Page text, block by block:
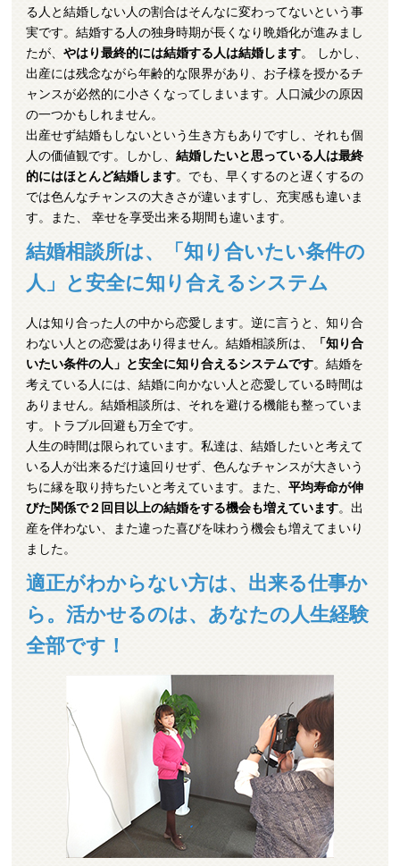
る人と結婚しない人の割合はそんなに変わってないという事
実です。結婚する人の独身時期が長くなり晩婚化が進みまし
たが、 やはり最終的には結婚する人は結婚します。 しかし、
出産には残念ながら年齢的な限界があり、お子様を授かるチ
ャンスが必然的に小さくなってしまいます。人口減少の原因
の一つかもしれません。
出産せず結婚もしないという生き方もありですし、それも個
人の価値観です。しかし、 結婚したいと思っている人は最終
的にはほとんど結婚します。でも、早くするのと遅くするの
では色んなチャンスの大きさが違いますし、充実感も違いま
す。また、 幸せを享受出来る期間も違います。
結婚相談所は、「知り合いたい条件の
人」と安全に知り合えるシステム
人は知り合った人の中から恋愛します。逆に言うと、知り合
わない人との恋愛はあり得ません。結婚相談所は、
「知り合
いたい条件の人」と安全に知り合えるシステムです。結婚を
考えている人には、結婚に向かない人と恋愛している時間は
ありません。結婚相談所は、それを避ける機能も整っていま
す。トラブル回避も万全です。
人生の時間は限られています。私達は、結婚したいと考えて
いる人が出来るだけ遠回りせず、色んなチャンスが大きいう
ちに縁を取り持ちたいと考えています。また、 平均寿命が伸
びた関係で２回目以上の結婚をする機会も増えています。出
産を伴わない、また違った喜びを味わう機会も増えてまいり
ました。
適正がわからない方は、出来る仕事か
ら。活かせるのは、あなたの人生経験
全部です！